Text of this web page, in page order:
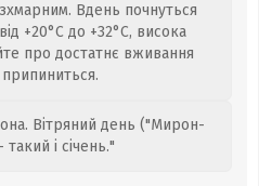
Вдень почнуться
+20°C до +32°C, висока
про достатнє вживання
Вітряний день ("Мирон-
і січень."